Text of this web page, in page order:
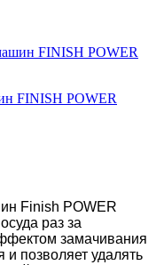
FINISH POWER
Finish POWER
раз за
замачивания
и позволяет удалять